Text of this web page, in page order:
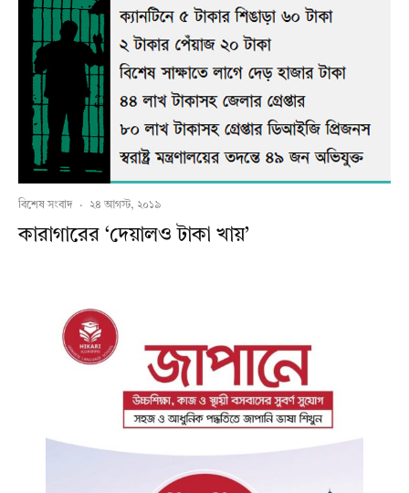
বিশেষ সংবাদ · ২৪ আগস্ট, ২০১৯
কারাগারের ‘দেয়ালও টাকা খায়’